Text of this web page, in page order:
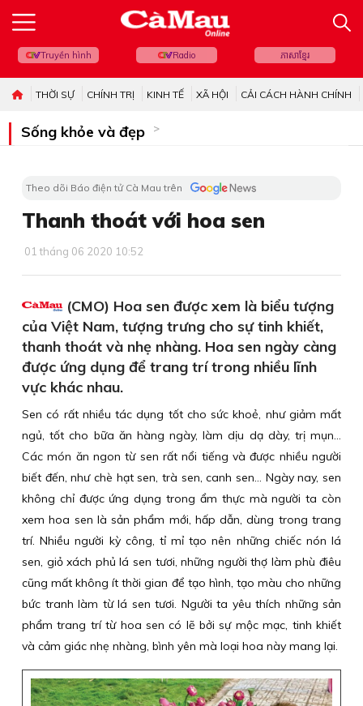
Truyền hình Radio ភាសាខ្មែរ
THỜI SỰ CHÍNH TRỊ KINH TẾ XÃ HỘI CẢI CÁCH HÀNH CHÍNH
Sống khỏe và đẹp
Theo dõi Báo điện tử Cà Mau trên
Thanh thoát với hoa sen
01 tháng 06 2020 10:52
(CMO) Hoa sen được xem là biểu tượng
của Việt Nam, tượng trưng cho sự tinh khiết,
thanh thoát và nhẹ nhàng. Hoa sen ngày càng
được ứng dụng để trang trí trong nhiều lĩnh
vực khác nhau.
Sen có rất nhiều tác dụng tốt cho sức khoẻ, như giảm mất
ngủ, tốt cho bữa ăn hàng ngày, làm dịu dạ dày, trị mụn…
Các món ăn ngon từ sen rất nổi tiếng và được nhiều người
biết đến, như chè hạt sen, trà sen, canh sen… Ngày nay, sen
không chỉ được ứng dụng trong ẩm thực mà người ta còn
xem hoa sen là sản phẩm mới, hấp dẫn, dùng trong trang
trí. Nhiều người kỳ công, tỉ mỉ tạo nên những chiếc nón lá
sen, giỏ xách phủ lá sen tươi, những người thợ làm phù điêu
cũng mất không ít thời gian để tạo hình, tạo màu cho những
bức tranh làm từ lá sen tươi. Người ta yêu thích những sản
phẩm trang trí từ hoa sen có lẽ bởi sự mộc mạc, tinh khiết
và cảm giác nhẹ nhàng, bình yên mà loại hoa này mang lại.